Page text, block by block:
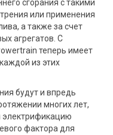
сгорания с такими
или применения
а также за счет
агрегатов. С
теперь имеет
из этих
будут и впредь
многих лет,
электрификацию
фактора для